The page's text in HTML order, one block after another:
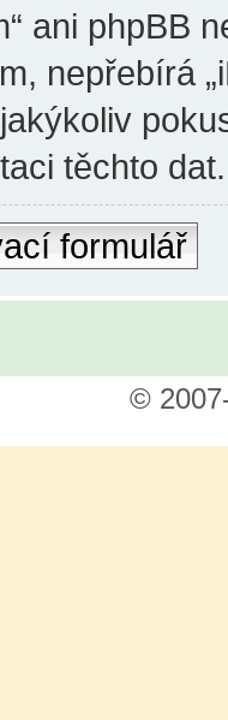
ani phpBB
nepřebírá
těchto dat.
formulář
©